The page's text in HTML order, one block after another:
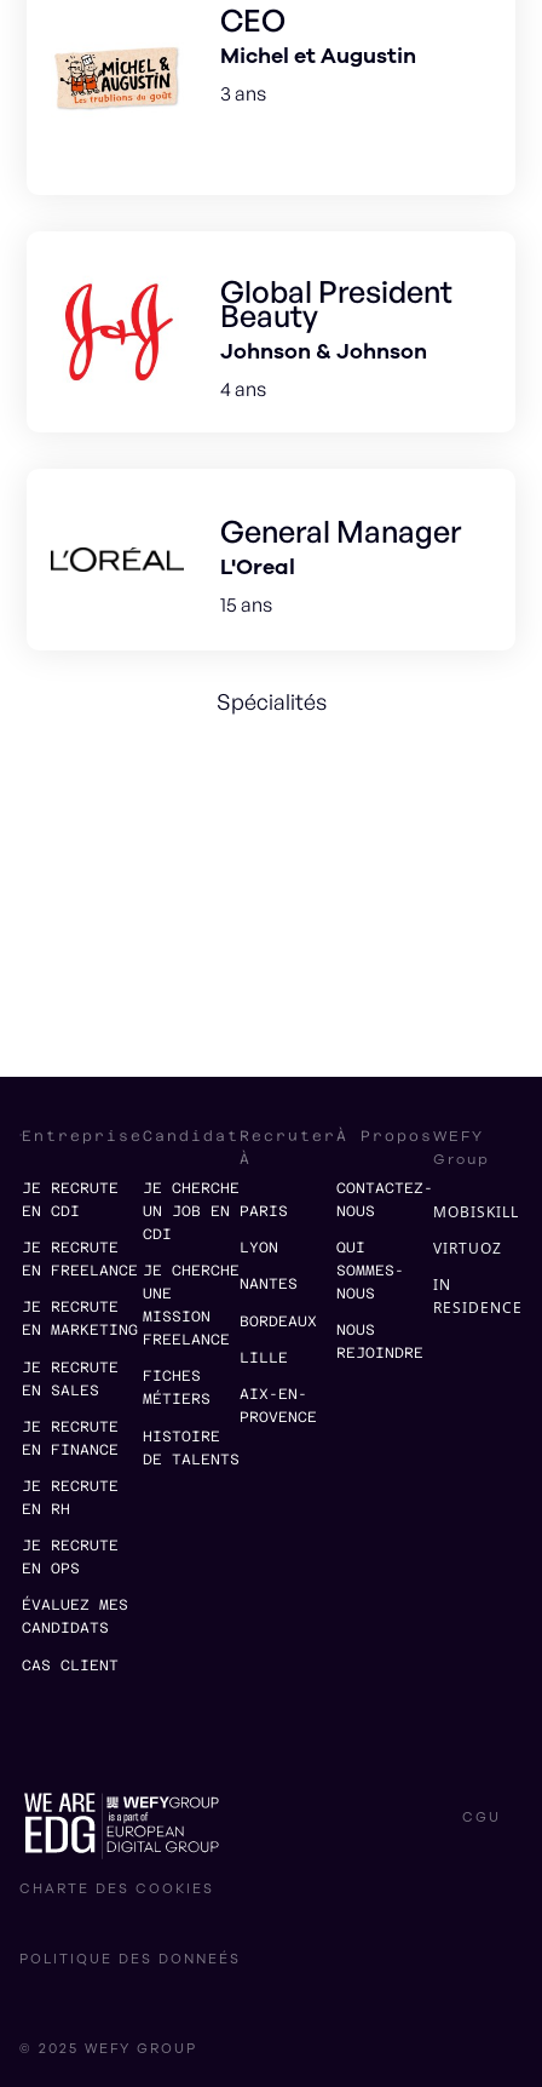
CEO
Michel et Augustin
3 ans
Global President
Beauty
Johnson & Johnson
4 ans
General Manager
L'Oreal
15 ans
Spécialités
Entreprise
JE RECRUTE
EN CDI
JE RECRUTE
EN FREELANCE
JE RECRUTE
EN MARKETING
JE RECRUTE
EN SALES
JE RECRUTE
EN FINANCE
JE RECRUTE
EN RH
JE RECRUTE
EN OPS
ÉVALUEZ MES
CANDIDATS
CAS CLIENT
Candidat
JE CHERCHE
UN JOB EN
CDI
JE CHERCHE
UNE
MISSION
FREELANCE
FICHES
MÉTIERS
HISTOIRE
DE TALENTS
Recruter
À
PARIS
LYON
NANTES
BORDEAUX
LILLE
AIX-EN-
PROVENCE
À Propos
CONTACTEZ-
NOUS
QUI
SOMMES-
NOUS
NOUS
REJOINDRE
WEFY
Group
MOBISKILL
VIRTUOZ
IN
RESIDENCE
© 2025 WEFY GROUP
CHARTE DES COOKIES
POLITIQUE DES DONNEÉS
CGU